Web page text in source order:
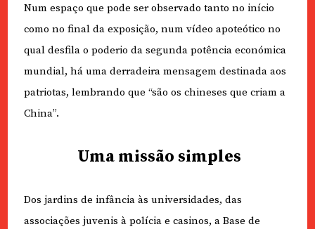
Num espaço que pode ser observado tanto no início
como no final da exposição, num vídeo apoteótico no
qual desfila o poderio da segunda potência económica
mundial, há uma derradeira mensagem destinada aos
patriotas, lembrando que “são os chineses que criam a
China”.
Uma missão simples
Dos jardins de infância às universidades, das
associações juvenis à polícia e casinos, a Base de